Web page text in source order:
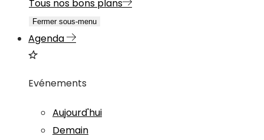
Tous nos bons plans
Fermer sous-menu
Agenda
Evénements
Aujourd'hui
Demain